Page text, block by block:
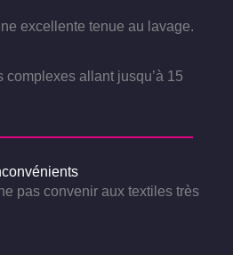
excellente tenue au lavage.
complexes allant jusqu’à 15
pas convenir aux textiles très